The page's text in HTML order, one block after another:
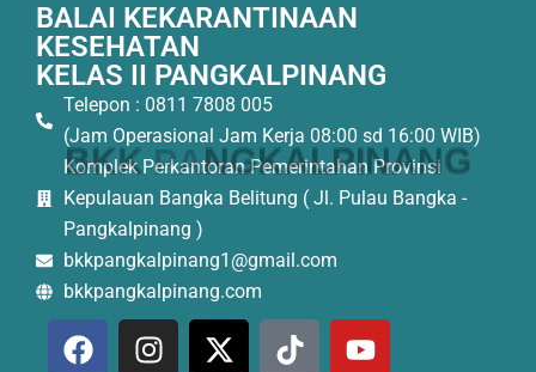
BKK PANGKALPINANG
BALAI KEKARANTINAAN
KESEHATAN
KELAS II PANGKALPINANG
Telepon : 0811 7808 005
(Jam Operasional Jam Kerja 08:00 sd 16:00 WIB)
Komplek Perkantoran Pemerintahan Provinsi
Kepulauan Bangka Belitung ( Jl. Pulau Bangka -
Pangkalpinang )
bkkpangkalpinang1@gmail.com
bkkpangkalpinang.com